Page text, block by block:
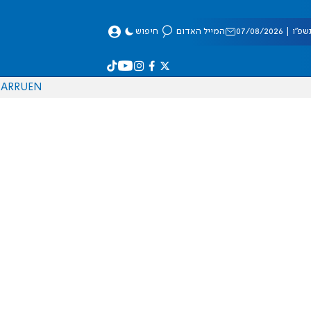
08/2026 המייל האדום חיפוש
EN
RU
AR